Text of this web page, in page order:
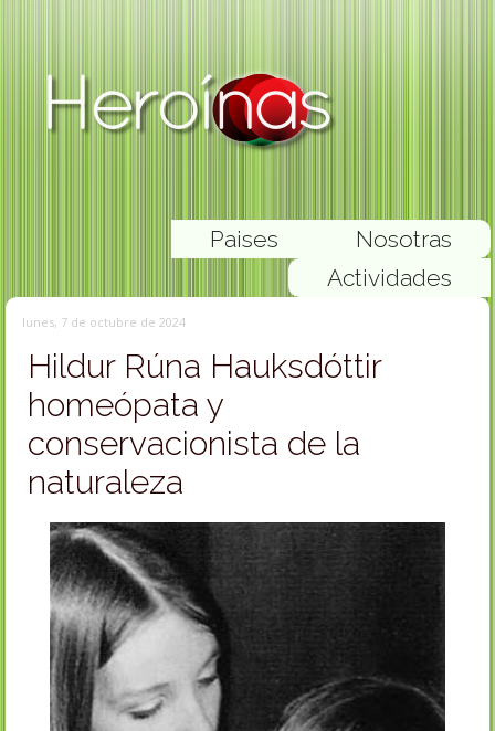
Nosotras
Paises
Actividades
lunes, 7 de octubre de 2024
Hildur Rúna Hauksdóttir
homeópata y
conservacionista de la
naturaleza